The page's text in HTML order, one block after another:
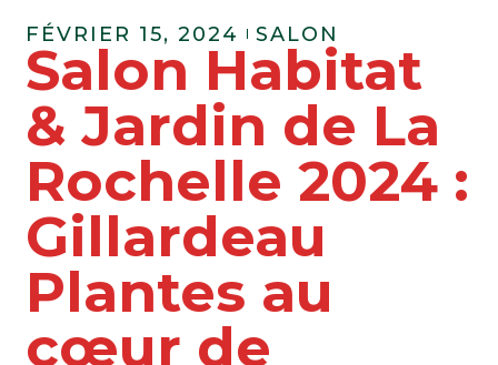
FÉVRIER 15, 2024 SALON
Salon Habitat
& Jardin de La
Rochelle 2024 :
Gillardeau
Plantes au
cœur de